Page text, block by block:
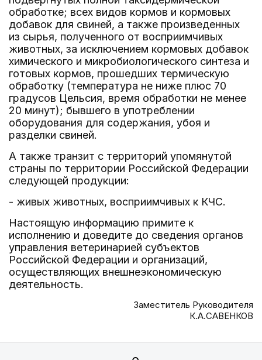
обработке; всех видов кормов и кормовых
добавок для свиней, а также произведенных
из сырья, полученного от восприимчивых
животных, за исключением кормовых добавок
химического и микробиологического синтеза и
готовых кормов, прошедших термическую
обработку (температура не ниже плюс 70
градусов Цельсия, время обработки не менее
20 минут); бывшего в употреблении
оборудования для содержания, убоя и
разделки свиней.
А также транзит с территорий упомянутой
страны по территории Российской Федерации
следующей продукции:
- живых животных, восприимчивых к КЧС.
Настоящую информацию примите к
исполнению и доведите до сведения органов
управления ветеринарией субъектов
Российской Федерации и организаций,
осуществляющих внешнеэкономическую
деятельность.
Заместитель Руководителя
К.А.САВЕНКОВ